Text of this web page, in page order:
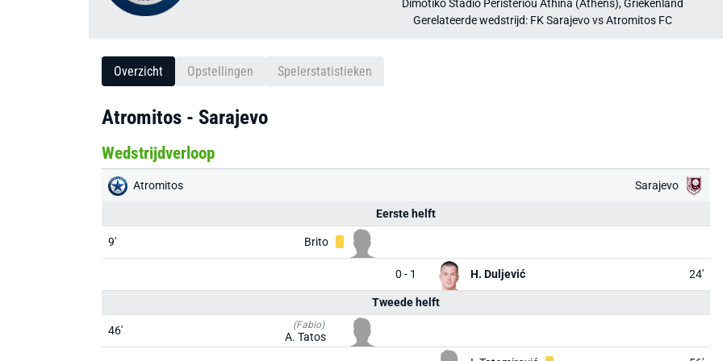
Dimotiko Stadio Peristeriou Athína (Athens), Griekenland
Gerelateerde wedstrijd: FK Sarajevo vs Atromitos FC
Overzicht Opstellingen Spelerstatistieken
Atromitos - Sarajevo
Wedstrijdverloop
Atromitos Sarajevo
Eerste helft
9' Brito
0 - 1 H. Duljević 24'
Tweede helft
46' (Fabio)
A. Tatos